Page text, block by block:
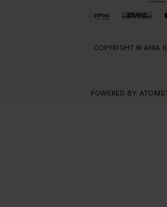
COPYRIGHT © ANIA
POWERED BY: